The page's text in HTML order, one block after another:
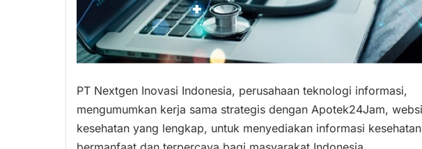
PT Nextgen Inovasi Indonesia, perusahaan teknologi informasi,
mengumumkan kerja sama strategis dengan Apotek24Jam,
kesehatan yang lengkap, untuk menyediakan informasi